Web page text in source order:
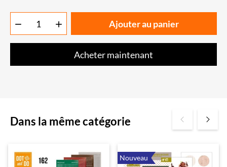
  Ajouter au panier
Acheter maintenant
Dans la même catégorie
Nouveau